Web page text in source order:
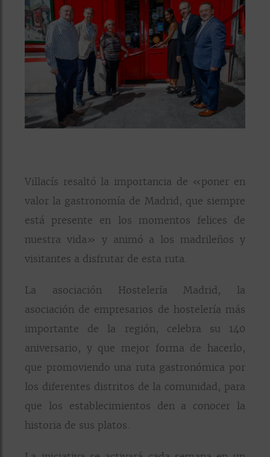
Villacís resaltó la importancia de «poner en
valor la gastronomía de Madrid, que siempre
está presente en los momentos felices de
nuestra vida» y animó a los madrileños y
visitantes a disfrutar de esta ruta.
La asociación Hostelería Madrid, la
asociación de empresarios de hostelería más
importante de la región, celebra su 140
aniversario, y que mejor forma de hacerlo,
que promoviendo una ruta gastronómica por
los diferentes distritos de la comunidad, para
que los establecimientos den a conocer la
historia de sus platos.